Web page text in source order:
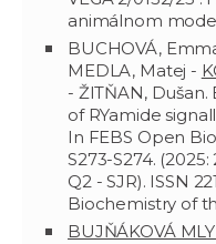
animálnom
BUCHOVÁ,
MEDLA, Matej -
- ŽITŇAN,
of RYamide
In FEBS Open
S273-S274. (2025:
Q2 - SJR). ISSN
Biochemistry of
BUJŇÁKOVÁ